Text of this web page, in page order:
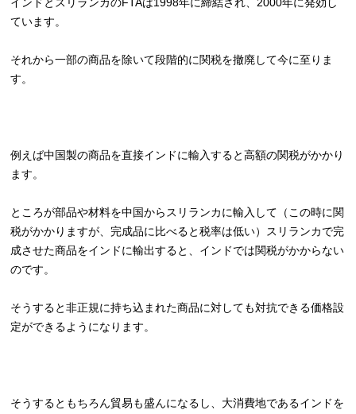
ています。
それから一部の商品を除いて段階的に関税を撤廃して今に至りま
す。
例えば中国製の商品を直接インドに輸入すると高額の関税がかかり
ます。
ところが部品や材料を中国からスリランカに輸入して（この時に関
税がかかりますが、完成品に比べると税率は低い）スリランカで完
成させた商品をインドに輸出すると、インドでは関税がかからない
のです。
そうすると非正規に持ち込まれた商品に対しても対抗できる価格設
定ができるようになります。
そうするともちろん貿易も盛んになるし、大消費地であるインドを